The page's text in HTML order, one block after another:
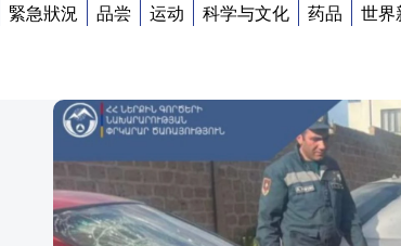
緊急狀況 品尝 运动 科学与文化 药品 世界